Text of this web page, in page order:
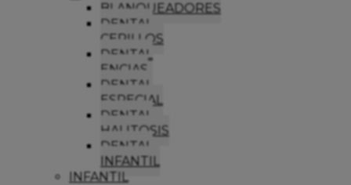
BLANQUEADORES
DENTAL
CEPILLOS
DENTAL
ENCIAS
DENTAL
ESPECIAL
DENTAL
HALITOSIS
DENTAL
INFANTIL
INFANTIL